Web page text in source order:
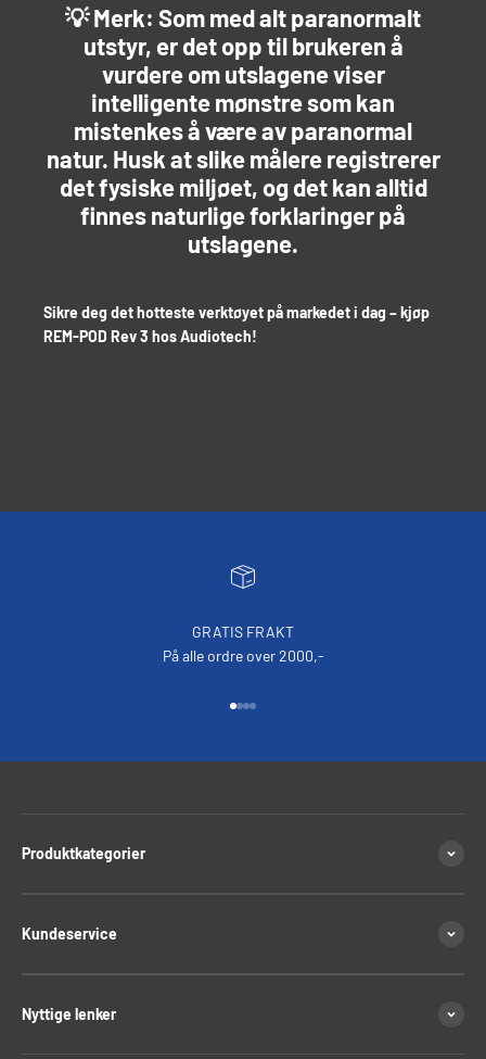
💡Merk: Som med alt paranormalt
utstyr, er det opp til brukeren å
vurdere om utslagene viser
intelligente mønstre som kan
mistenkes å være av paranormal
natur. Husk at slike målere registrerer
det fysiske miljøet, og det kan alltid
finnes naturlige forklaringer på
utslagene.
Sikre deg det hotteste verktøyet på markedet i dag – kjøp
REM-POD Rev 3 hos Audiotech!
GRATIS FRAKT
På alle ordre over 2000,-
Produktkategorier
Kundeservice
Nyttige lenker